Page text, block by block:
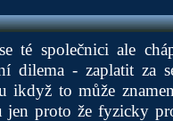
té společnici ale
dilema - zaplatit za
ikdyž to může
jen proto že fyzicky